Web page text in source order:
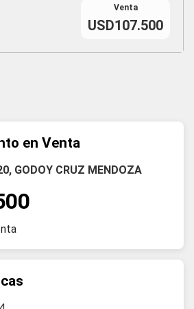
Venta
USD107.500
en Venta
GODOY CRUZ MENDOZA